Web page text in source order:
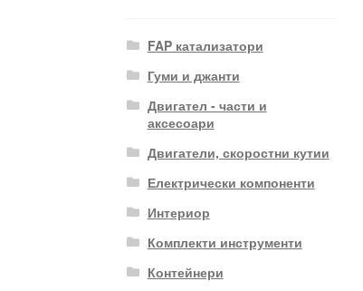
FAP катализатори
Гуми и джанти
Двигател - части и
аксесоари
Двигатели, скоростни кутии
Електрически компоненти
Интериор
Комплекти инструменти
Контейнери